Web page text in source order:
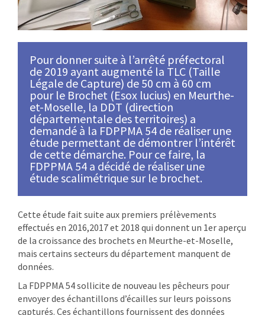
Pour donner suite à l’arrêté préfectoral
de 2019 ayant augmenté la TLC (Taille
Légale de Capture) de 50 cm à 60 cm
pour le Brochet (Esox lucius) en Meurthe-
et-Moselle, la DDT (direction
départementale des territoires) a
demandé à la FDPPMA 54 de réaliser une
étude permettant de démontrer l’intérêt
de cette démarche. Pour ce faire, la
FDPPMA 54 a décidé de réaliser une
étude scalimétrique sur le brochet.
Cette étude fait suite aux premiers prélèvements
effectués en 2016,2017 et 2018 qui donnent un 1eraperçu
de la croissance des brochets en Meurthe-et-Moselle,
mais certains secteurs du département manquent de
données.
La FDPPMA 54 sollicite de nouveau les pêcheurs pour
envoyer des échantillons d’écailles sur leurs poissons
capturés. Ces échantillons fournissent des données